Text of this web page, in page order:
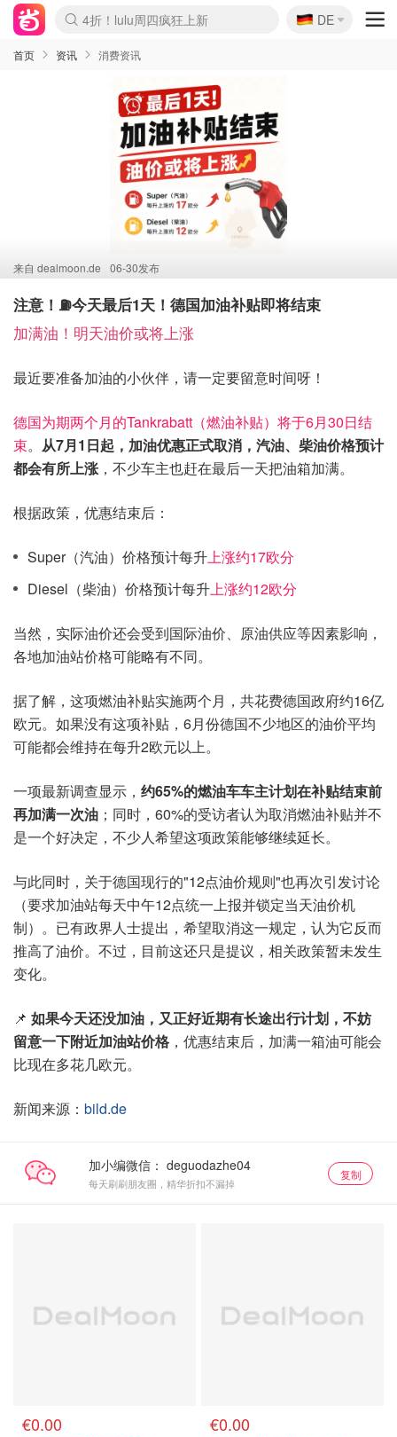
Boticinal 夏促开抢！
4折！lulu周四疯狂上新
还没结束！&OtherStories大促
Joybuy变相75折 随时失效
速领！Stanley独家85折
疑似霸哥！Camper额外叠85折
Zalando 奥莱闪促！每日更新
Moncler反季囤！5折起+叠9折
Coach Brooklyn仅€192
🇩🇪
DE
首页 资讯 消费资讯
来自 dealmoon.de 06-30发布
注意！⛽今天最后1天！德国加油补贴即将结束
加满油！明天油价或将上涨
最近要准备加油的小伙伴，请一定要留意时间呀！
德国为期两个月的Tankrabatt（燃油补贴）将于6月30日结
束。 从7月1日起，加油优惠正式取消，汽油、柴油价格预计
都会有所上涨 ，不少车主也赶在最后一天把油箱加满。
根据政策，优惠结束后：
Super（汽油）价格预计每升上涨约17欧分
Diesel（柴油）价格预计每升上涨约12欧分
当然，实际油价还会受到国际油价、原油供应等因素影响，
各地加油站价格可能略有不同。
据了解，这项燃油补贴实施两个月，共花费德国政府约16亿
欧元。如果没有这项补贴，6月份德国不少地区的油价平均
可能都会维持在每升2欧元以上。
一项最新调查显示， 约65%的燃油车车主计划在补贴结束前
再加满一次油 ；同时，60%的受访者认为取消燃油补贴并不
是一个好决定，不少人希望这项政策能够继续延长。
与此同时，关于德国现行的"12点油价规则"也再次引发讨论
（要求加油站每天中午12点统一上报并锁定当天油价机
制）。已有政界人士提出，希望取消这一规定，认为它反而
推高了油价。不过，目前这还只是提议，相关政策暂未发生
变化。
📌 如果今天还没加油，又正好近期有长途出行计划，不妨
留意一下附近加油站价格 ，优惠结束后，加满一箱油可能会
比现在多花几欧元。
新闻来源： bild.de
加小编微信：
每天刷刷朋友圈，精华折扣不漏掉
复制
€0.00 €0.00